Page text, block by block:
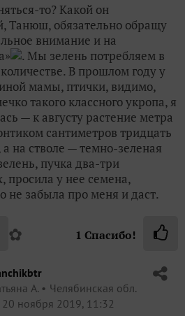
то? Какой он
Танюш, обязательно обращу
внимание и на
. Мы зелень потребляем в
В прошлом году у
мамы, птички, видимо,
такого классного укропа, я
— к августу растение метра
сантиметров тридцать
на стволе — темно-зеленая
пучка два-три
просила у нее семена,
не забыла про меня и даст.
✿ 1 Спасибо!
А.
Челябинская обл.
20 ноября 2019, 11:32